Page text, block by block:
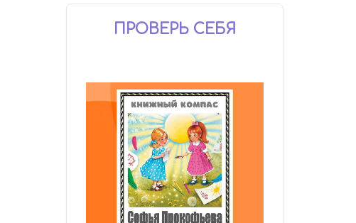
ПРОВЕРЬ СЕБЯ